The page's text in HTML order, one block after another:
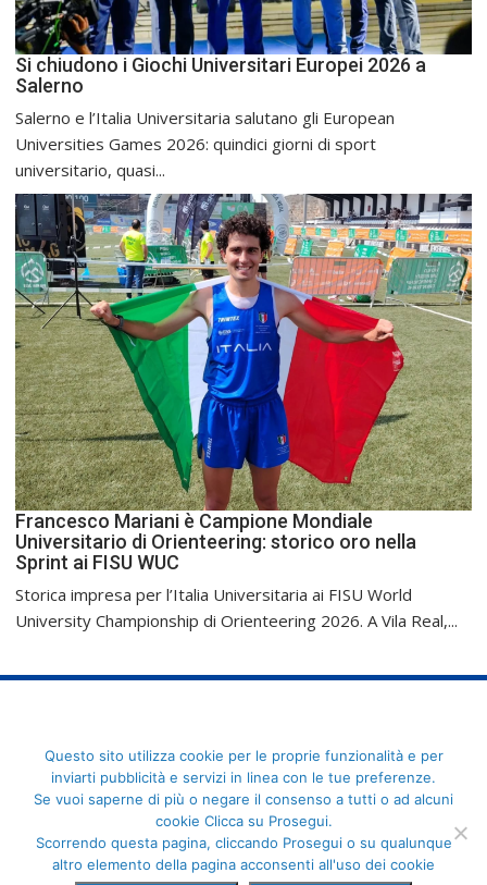
Si chiudono i Giochi Universitari Europei 2026 a
Salerno
Salerno e l’Italia Universitaria salutano gli European
Universities Games 2026: quindici giorni di sport
universitario, quasi...
Francesco Mariani è Campione Mondiale
Universitario di Orienteering: storico oro nella
Sprint ai FISU WUC
Storica impresa per l’Italia Universitaria ai FISU World
University Championship di Orienteering 2026. A Vila Real,...
FederCUSI: Federazione Italiana dello Sport Universitario - Via
Angelo Brofferio, 7 - 00195 Roma - C.F. 80109270589
Questo sito utilizza cookie per le proprie funzionalità e per
inviarti pubblicità e servizi in linea con le tue preferenze.
Se vuoi saperne di più o negare il consenso a tutti o ad alcuni
cookie Clicca su Prosegui.
Scorrendo questa pagina, cliccando Prosegui o su qualunque
altro elemento della pagina acconsenti all'uso dei cookie